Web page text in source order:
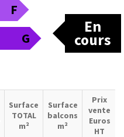
En
cours
F
G
Surface
TOTAL
m²
Surface
balcons
m²
Prix
vente
Euros
HT